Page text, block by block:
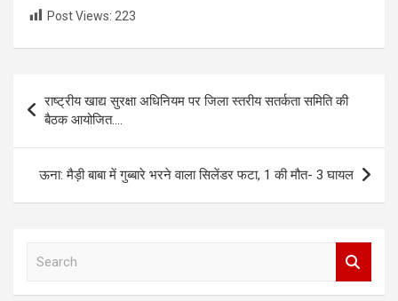
Post Views: 223
navigation
राष्ट्रीय खाद्य सुरक्षा अधिनियम पर जिला स्तरीय सतर्कता समिति की
बैठक आयोजित….
ऊना: मैड़ी बाबा में गुब्बारे भरने वाला सिलेंडर फटा, 1 की मौत- 3 घायल